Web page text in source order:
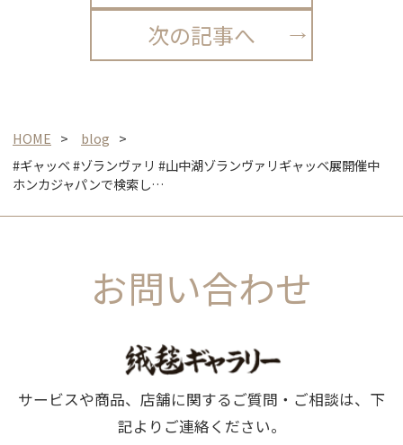
次の記事へ
HOME
blog
#ギャッベ #ゾランヴァリ #山中湖ゾランヴァリギャッベ展開催中
ホンカジャパンで検索し…
お問い合わせ
サービスや商品、店舗に関するご質問・ご相談は、下
記よりご連絡ください。